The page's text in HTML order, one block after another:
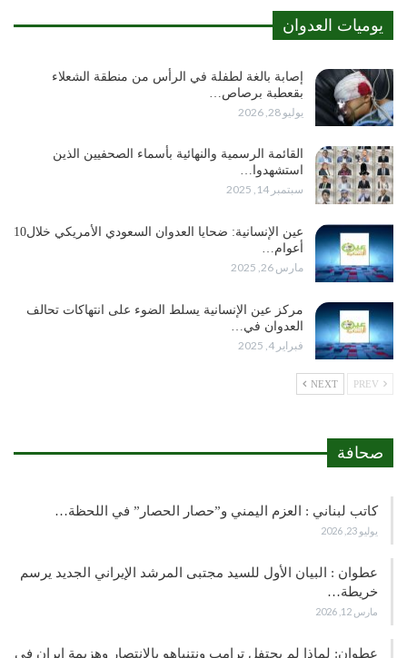
يوميات العدوان
إصابة بالغة لطفلة في الرأس من منطقة الشعلاء
بقعطبة برصاص…
يوليو 28, 2026
القائمة الرسمية والنهائية بأسماء الصحفيين الذين
استشهدوا…
سبتمبر 14, 2025
عين الإنسانية: ضحايا العدوان السعودي الأمريكي خلال10
أعوام…
مارس 26, 2025
مركز عين الإنسانية يسلط الضوء على انتهاكات تحالف
العدوان في…
فبراير 4, 2025
NEXT
صحافة
كاتب لبناني : العزم اليمني و”حصار الحصار” في اللحظة…
يوليو 23, 2026
عطوان : البيان الأول للسيد مجتبى المرشد الإيراني الجديد يرسم
خريطة…
مارس 12, 2026
عطوان: لماذا لم يحتفل ترامب ونتنياهو بالانتصار وهزيمة ايران في